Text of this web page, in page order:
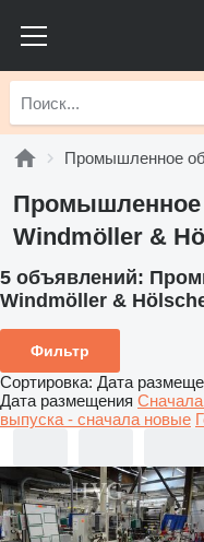
Промышленное
Промышленное
Windmöller &
5 объявлений:
Windmöller &
Фильтр
Сортировка: Дата
Дата размещения Сначала
выпуска - сначала новые